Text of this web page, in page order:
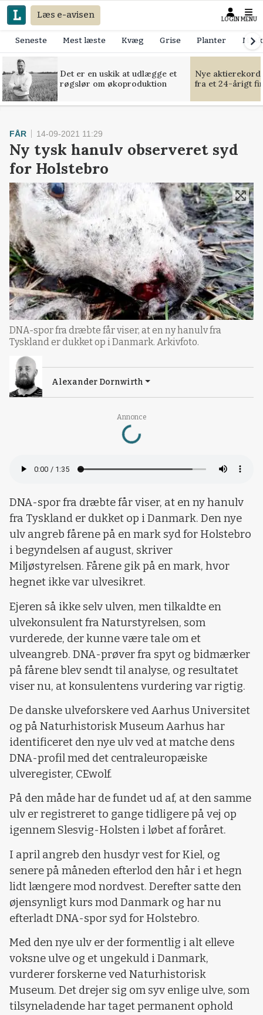
Læs e-avisen LOGIN MENU
Seneste Mest læste Kvæg Grise Planter
Det er en uskik at udlægge et
røgslør om økoproduktion
Nye
fra et 24-årigt
Annonce
Loading...
FÅR 14-09-2021 11:29
Ny tysk hanulv observeret syd
for Holstebro
DNA-spor fra dræbte får viser, at en ny hanulv fra
Tyskland er dukket op i Danmark. Arkivfoto.
Alexander Dornwirth
DNA-spor fra dræbte får viser, at en ny hanulv
fra Tyskland er dukket op i Danmark. Den nye
ulv angreb fårene på en mark syd for Holstebro
i begyndelsen af august, skriver
Miljøstyrelsen. Fårene gik på en mark, hvor
hegnet ikke var ulvesikret.
Ejeren så ikke selv ulven, men tilkaldte en
ulvekonsulent fra Naturstyrelsen, som
vurderede, der kunne være tale om et
ulveangreb. DNA-prøver fra spyt og bidmærker
på fårene blev sendt til analyse, og resultatet
viser nu, at konsulentens vurdering var rigtig.
De danske ulveforskere ved Aarhus Universitet
og på Naturhistorisk Museum Aarhus har
identificeret den nye ulv ved at matche dens
DNA-profil med det centraleuropæiske
ulveregister, CEwolf.
På den måde har de fundet ud af, at den samme
ulv er registreret to gange tidligere på vej op
igennem Slesvig-Holsten i løbet af foråret.
I april angreb den husdyr vest for Kiel, og
senere på måneden efterlod den hår i et hegn
lidt længere mod nordvest. Derefter satte den
øjensynligt kurs mod Danmark og har nu
efterladt DNA-spor syd for Holstebro.
Med den nye ulv er der formentlig i alt elleve
voksne ulve og et ungekuld i Danmark,
vurderer forskerne ved Naturhistorisk
Museum. Det drejer sig om syv enlige ulve, som
tilsyneladende har taget permanent ophold